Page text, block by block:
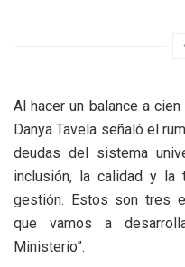
Al hacer un balance a
Danya Tavela señaló el
deudas del sistema
inclusión, la calidad y la
gestión. Estos son tres
que vamos a
Ministerio”.